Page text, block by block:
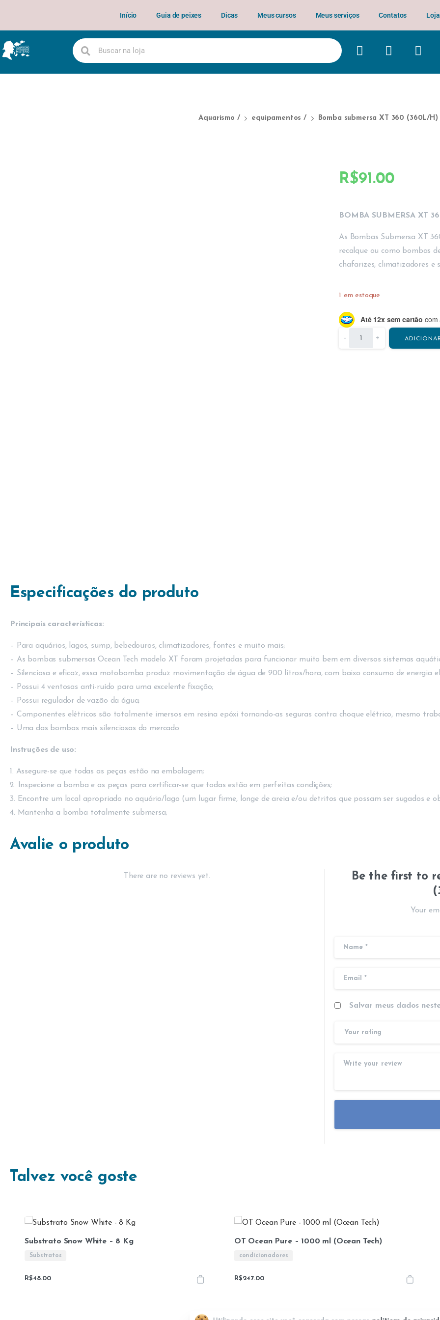
Início Guia de peixes Dicas Meus cursos Meus serviços Contatos Loja
Aquarismo / equipamentos / Bomba submersa XT 360 (360L/
R$91.00
BOMBA SUBMERSA XT
As Bombas Submersa XT
recalque ou como bombas
chafarizes, climatizadores e
1 em estoque
Até 12x sem cartão com
- +
Especificações do produto
Principais características:
– Para aquários, lagos, sump, bebedouros, climatizadores, fontes e muito mais;
– As bombas submersas Ocean Tech modelo XT foram projetadas para funcionar muito bem em diversos sistemas
– Silenciosa e eficaz, essa motobomba produz movimentação de água de 900 litros/hora, com baixo consumo de energia
– Possui 4 ventosas anti-ruído para uma excelente fixação;
– Possui regulador de vazão da água;
– Componentes elétricos são totalmente imersos em resina epóxi tornando-as seguras contra choque elétrico, mesmo
– Uma das bombas mais silenciosas do mercado.
Instruções de uso:
1. Assegure-se que todas as peças estão na embalagem;
2. Inspecione a bomba e as peças para certificar-se que todas estão em perfeitas condições;
3. Encontre um local apropriado no aquário/lago (um lugar firme, longe de areia e/ou detritos que possam ser sugados e
4. Mantenha a bomba totalmente submersa;
Avalie o produto
There are no reviews yet.
Be the first to
Your
Salvar meus dados
Your rating
Talvez você goste
OT Ocean Pure – 1000 ml (Ocean Tech)
condicionadores
R$247.00
Substrato Snow White – 8 Kg
Substratos
R$48.00